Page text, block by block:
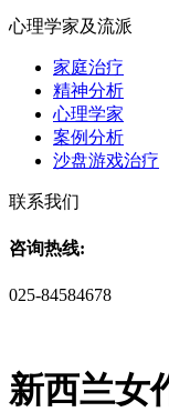
心理学家及流派
家庭治疗
精神分析
心理学家
案例分析
沙盘游戏治疗
联系我们
咨询热线:
025-84584678
新西兰女